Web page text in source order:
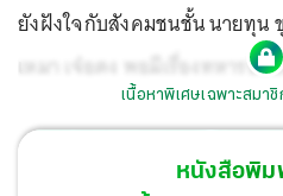
ยังฝังใจกับสังคมชนชั้น นายทุ
เหมา เจ๋อตง พอมีเรื่องทหารอียิ
โควิด-19โรคเก่าก็กำเ
เนื้อหาพิเศษเฉพาะสมา
หนังสือพิม